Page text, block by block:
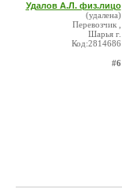
Удалов А.Л. физ.лицо
(удалена)
Перевозчик ,
Шарья г.
Код:2814686
#6